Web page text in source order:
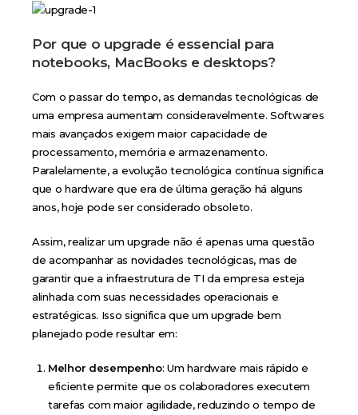
Por que o upgrade é essencial para
notebooks, MacBooks e desktops?
Com o passar do tempo, as demandas tecnológicas de
uma empresa aumentam consideravelmente. Softwares
mais avançados exigem maior capacidade de
processamento, memória e armazenamento.
Paralelamente, a evolução tecnológica contínua significa
que o hardware que era de última geração há alguns
anos, hoje pode ser considerado obsoleto.
Assim, realizar um upgrade não é apenas uma questão
de acompanhar as novidades tecnológicas, mas de
garantir que a infraestrutura de TI da empresa esteja
alinhada com suas necessidades operacionais e
estratégicas. Isso significa que um upgrade bem
planejado pode resultar em:
Melhor desempenho: Um hardware mais rápido e
eficiente permite que os colaboradores executem
tarefas com maior agilidade, reduzindo o tempo de